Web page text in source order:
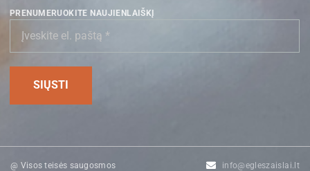
PRENUMERUOKITE NAUJIENLAIŠKĮ
@ Visos teisės saugosmos info@egleszaislai.lt